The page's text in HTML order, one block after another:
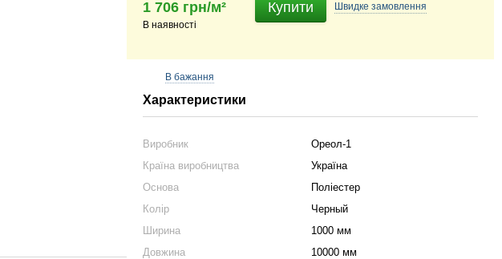
1 706 грн/м²
В наявності
Купити Швидке замовлення
В бажання
Характеристики
Виробник
Ореол-1
Країна виробництва
Україна
Основа
Поліестер
Колір
Черный
Ширина
1000 мм
Довжина
10000 мм